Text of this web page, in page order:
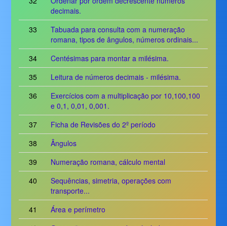
decimais.
33
Tabuada para consulta com a numeração
romana, tipos de ângulos, números ordinais...
34
Centésimas para montar a milésima.
35
Leitura de números decimais - milésima.
36
Exercícios com a multiplicação por 10,100,100
e 0,1, 0,01, 0,001.
37
Ficha de Revisões do 2º período
38
Ângulos
39
Numeração romana, cálculo mental
40
Sequências, simetria, operações com
transporte...
41
Área e perímetro